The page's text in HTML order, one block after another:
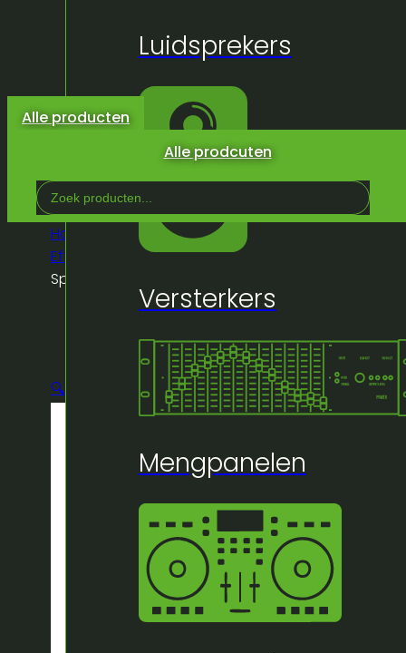
Alle prodcuten
producten
winkelwagen.
Luidsprekers
Versterkers
Mengpanelen
Alle producten
Search
...
Home
Winkel
Licht &
Effeckten
Binnen/Vast Licht
Spot 3/1 RGB
🔍